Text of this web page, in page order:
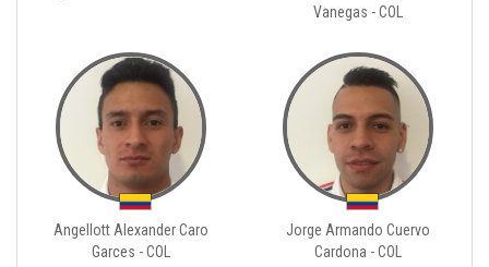
Vanegas - COL
Angellott Alexander Caro
Garces - COL
Jorge Armando Cuervo
Cardona - COL